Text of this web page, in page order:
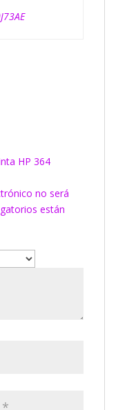
HP 364
no será
están